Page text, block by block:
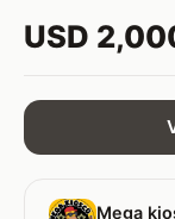
USD
Mega